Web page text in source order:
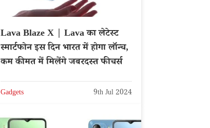
Lava Blaze X | Lava का लेटेस्ट
स्मार्टफोन इस दिन भारत में होगा लॉन्च,
कम कीमत में मिलेंगे जबरदस्त फीचर्स
Gadgets 9th Jul 2024